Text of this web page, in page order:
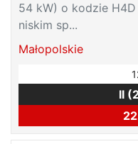
54 kW) o kodzie
niskim sp...
Małopolskie
II